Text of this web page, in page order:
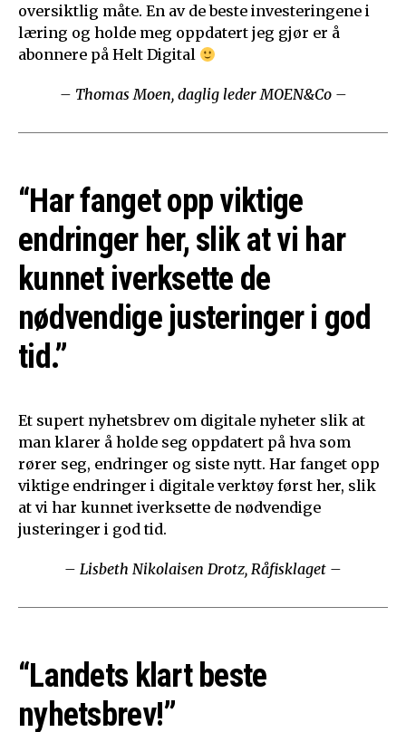
oversiktlig måte. En av de beste investeringene i
læring og holde meg oppdatert jeg gjør er å
abonnere på Helt Digital
– Thomas Moen, daglig leder MOEN&Co –
“Har fanget opp viktige
endringer her, slik at vi har
kunnet iverksette de
nødvendige justeringer i god
tid.”
Et supert nyhetsbrev om digitale nyheter slik at
man klarer å holde seg oppdatert på hva som
rører seg, endringer og siste nytt. Har fanget opp
viktige endringer i digitale verktøy først her, slik
at vi har kunnet iverksette de nødvendige
justeringer i god tid.
– Lisbeth Nikolaisen Drotz, Råfisklaget –
“Landets klart beste
nyhetsbrev!”